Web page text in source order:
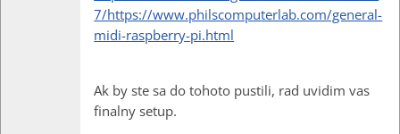
7/https://www.philscomputerlab.com/general-
midi-raspberry-pi.html
Ak by ste sa do tohoto pustili, rad uvidim vas
finalny setup.